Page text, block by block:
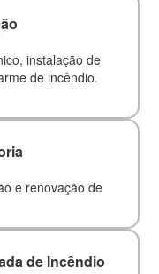
instalação de
de incêndio.
e renovação de
de Incêndio